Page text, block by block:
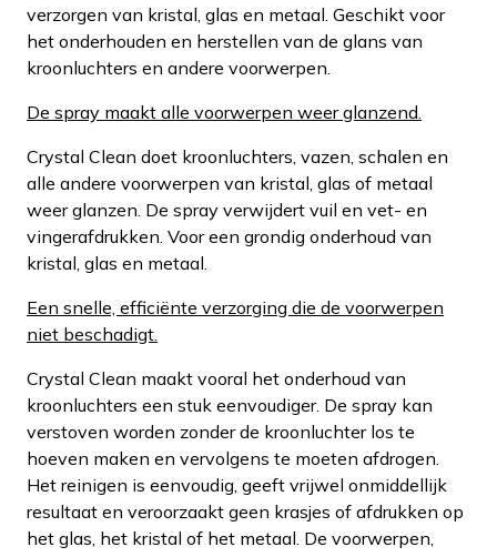
verzorgen van kristal, glas en metaal. Geschikt voor
het onderhouden en herstellen van de glans van
kroonluchters en andere voorwerpen.
De spray maakt alle voorwerpen weer glanzend.
Crystal Clean doet kroonluchters, vazen, schalen en
alle andere voorwerpen van kristal, glas of metaal
weer glanzen. De spray verwijdert vuil en vet- en
vingerafdrukken. Voor een grondig onderhoud van
kristal, glas en metaal.
Een snelle, efficiënte verzorging die de voorwerpen
niet beschadigt.
Crystal Clean maakt vooral het onderhoud van
kroonluchters een stuk eenvoudiger. De spray kan
verstoven worden zonder de kroonluchter los te
hoeven maken en vervolgens te moeten afdrogen.
Het reinigen is eenvoudig, geeft vrijwel onmiddellijk
resultaat en veroorzaakt geen krasjes of afdrukken op
het glas, het kristal of het metaal. De voorwerpen,